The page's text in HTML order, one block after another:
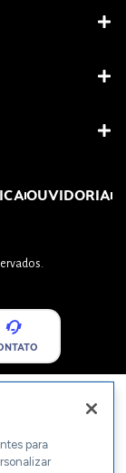
OUVIDORIA
para